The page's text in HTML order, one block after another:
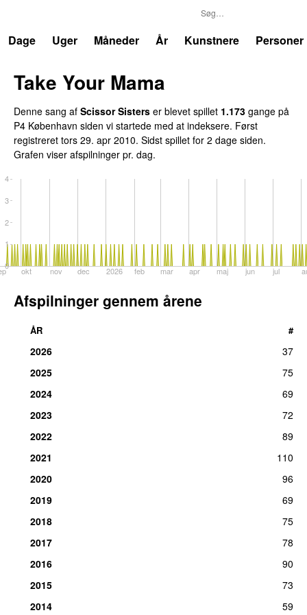
Dage
Uger Måneder År Kunstnere Personer
Take Your Mama
Denne sang af Scissor Sisters er blevet spillet 1.173 gange på
P4 København siden vi startede med at indeksere. Først
registreret tors 29. apr 2010. Sidst spillet for 2 dage siden.
Grafen viser afspilninger pr. dag.
okt nov dec 2026 feb mar apr maj jun jul
0
1
2
3
4
Afspilninger gennem årene
ÅR #
2026
37
2025
75
2024
69
2023
72
2022
89
2021
110
2020
96
2019
69
2018
75
2017
78
2016
90
2015
73
2014
59